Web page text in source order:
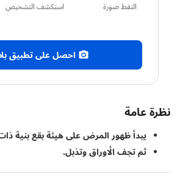
التقط صورة استكشف التشخيص
احصل على تطبيق بلانتكس
عامة
يبدأ ظهور المرض على هيئة بقع بنية ذات مركز
ثم تجف الأوراق وتذبل.